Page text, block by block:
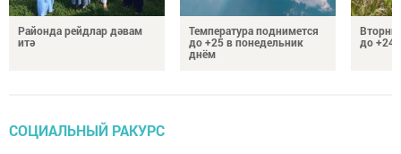
Районда рейдлар дәвам
итә
Температура поднимется
до +25 в понедельник
днём
до +24
СОЦИАЛЬНЫЙ РАКУРС